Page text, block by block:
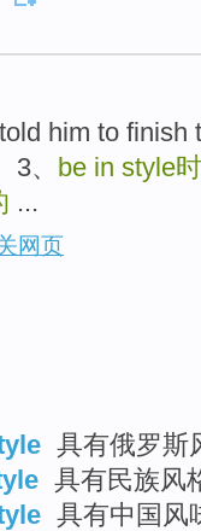
him to
、
be in style
...
网页
具有俄罗斯
具有民族风
具有中国风